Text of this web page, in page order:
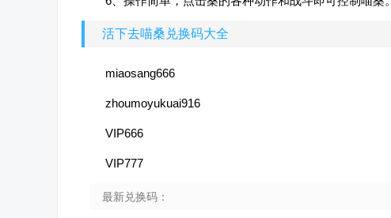
活下去喵桑兑换码大全
miaosang666
zhoumoyukuai916
VIP666
VIP777
最新兑换码：